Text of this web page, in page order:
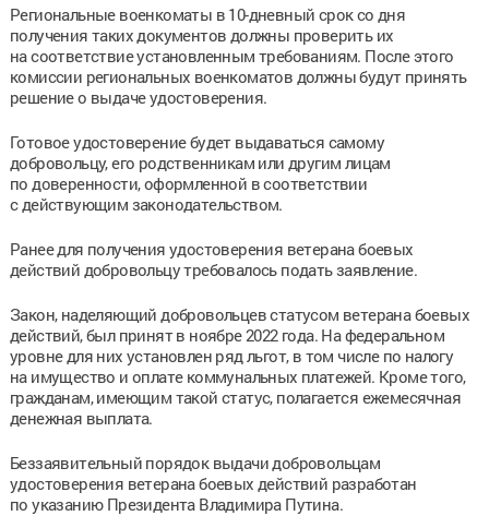
Региональные военкоматы в 10-дневный срок со дня
получения таких документов должны проверить их
на соответствие установленным требованиям. После этого
комиссии региональных военкоматов должны будут принять
решение о выдаче удостоверения.
Готовое удостоверение будет выдаваться самому
добровольцу, его родственникам или другим лицам
по доверенности, оформленной в соответствии
с действующим законодательством.
Ранее для получения удостоверения ветерана боевых
действий добровольцу требовалось подать заявление.
Закон, наделяющий добровольцев статусом ветерана боевых
действий, был принят в ноябре 2022 года. На федеральном
уровне для них установлен ряд льгот, в том числе по налогу
на имущество и оплате коммунальных платежей. Кроме того,
гражданам, имеющим такой статус, полагается ежемесячная
денежная выплата.
Беззаявительный порядок выдачи добровольцам
удостоверения ветерана боевых действий разработан
по указанию Президента Владимира Путина.